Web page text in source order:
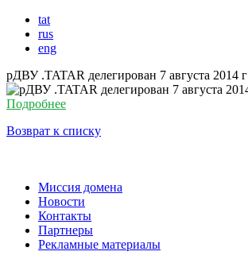
tat
rus
eng
рДВУ .TATAR делегирован 7 августа 2014 г
Подробнее
Возврат к списку
Миссия домена
Новости
Контакты
Партнеры
Рекламные материалы